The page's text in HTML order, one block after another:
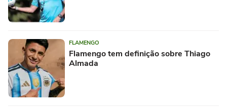
FLAMENGO
Flamengo tem definição sobre Thiago
Almada